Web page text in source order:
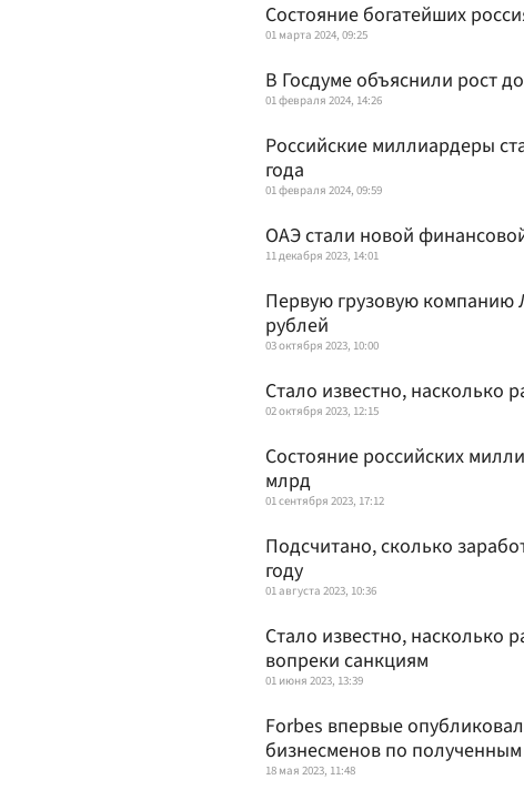
Состояние богатейших
01 марта 2024, 09:25
В Госдуме объяснили рост
01 февраля 2024, 14:26
Российские миллиардеры
года
01 февраля 2024, 09:59
ОАЭ стали новой
11 декабря 2023, 14:01
Первую грузовую компанию
рублей
03 октября 2023, 10:00
Стало известно, насколько
02 октября 2023, 12:15
Состояние российских
млрд
01 сентября 2023, 17:12
Подсчитано, сколько
году
01 августа 2023, 10:36
Стало известно, насколько
вопреки санкциям
01 июня 2023, 13:39
Forbes впервые
бизнесменов по
18 мая 2023, 11:48